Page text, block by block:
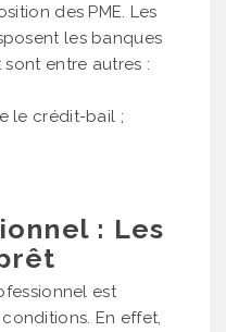
des PME. Les
les banques
entre autres :
le crédit-bail ;
: Les
est
En effet,